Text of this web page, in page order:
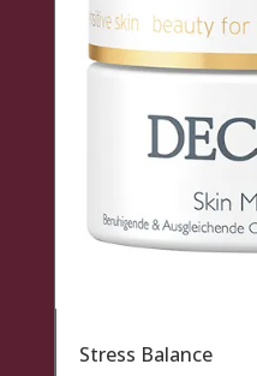
Stress Balance